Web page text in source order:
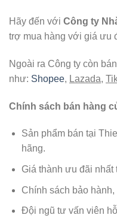
Hãy đến với Công ty
trợ mua hàng với giá ưu
Ngoài ra Công ty còn
như: Shopee, Lazada,
Chính sách bán hàng
Sản phẩm bán tại
hãng.
Giá thành ưu đãi nhất
Chính sách bảo
Đội ngũ tư vấn viên